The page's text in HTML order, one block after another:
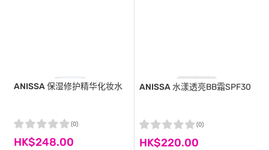
ANISSA保湿修护精华化妆水
HK$248.00
(0)
ANISSA水漾透亮BB霜SPF30
HK$220.00
(0)